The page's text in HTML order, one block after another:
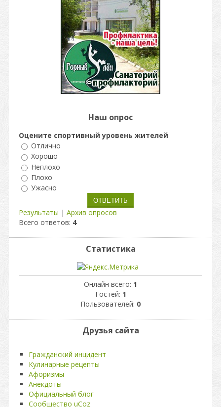
Наш опрос
Оцените спортивный уровень жителей
Отлично
Хорошо
Неплохо
Плохо
Ужасно
Результаты | Архив опросов
Всего ответов: 4
Статистика
Онлайн всего: 1
Гостей: 1
Пользователей: 0
Друзья сайта
Гражданский инцидент
Кулинарные рецепты
Афоризмы
Анекдоты
Официальный блог
Сообщество uCoz